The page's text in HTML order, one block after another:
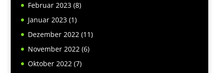
Februar 2023(8)
Januar 2023(1)
Dezember 2022(11)
November 2022(6)
Oktober 2022(7)